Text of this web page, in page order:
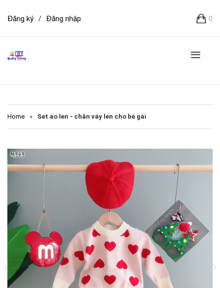
0
Đăng ký / Đăng nhập
Home » Set áo len - chân váy len cho bé gái